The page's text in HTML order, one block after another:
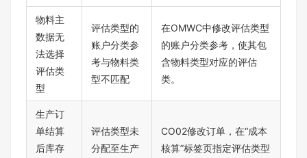
物料主
数据无
法选择
评估类
型
评估类型的
账户分类参
考与物料类
型不匹配
在OMWC中修改评估类型
的账户分类参考，使其包
含物料类型对应的评估
类。
生产订
单结算
后库存
评估类型未
分配至生产
CO02修改订单，在“成本
核算”标签页指定评估类型